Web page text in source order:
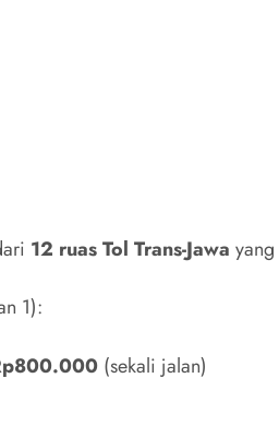
12 ruas Tol Trans-Jawa
1):
(sekali jalan)